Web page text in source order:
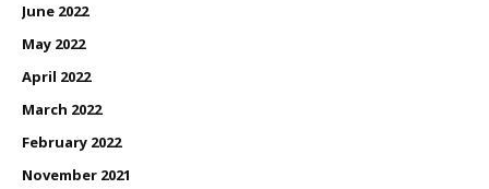
June 2022
May 2022
April 2022
March 2022
February 2022
November 2021